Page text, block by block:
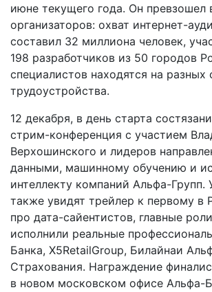
июне текущего года. Он превзошел
организаторов: охват интернет-
составил 32 миллиона человек,
198 разработчиков из 50 городов
специалистов находятся на разных
трудоустройства.
12 декабря, в день старта
стрим-конференция с участием
Верхошинского и лидеров
данными, машинному обучению и
интеллекту компаний Альфа-Групп.
также увидят трейлер к первому в
про дата-сайентистов, главные
исполнили реальные
Банка, X5RetailGroup, Билайнаи
Страхования. Награждение
в новом московском офисе Альфа-